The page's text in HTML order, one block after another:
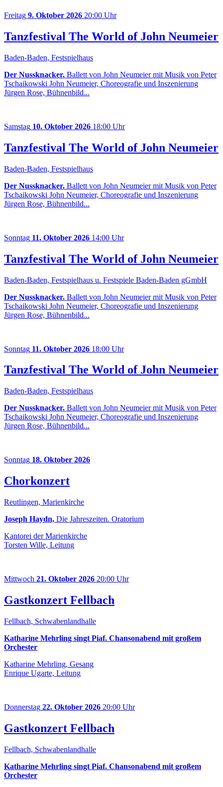
Freitag 9. Oktober 2026 20:00 Uhr
Tanzfestival The World of John Neumeier
Baden-Baden, Festspielhaus
Der Nussknacker. Ballett von John Neumeier mit Musik von Peter
Tschaikowski John Neumeier, Choreografie und Inszenierung
Jürgen Rose, Bühnenbild...
Samstag 10. Oktober 2026 18:00 Uhr
Tanzfestival The World of John Neumeier
Baden-Baden, Festspielhaus
Der Nussknacker. Ballett von John Neumeier mit Musik von Peter
Tschaikowski John Neumeier, Choreografie und Inszenierung
Jürgen Rose, Bühnenbild...
Sonntag 11. Oktober 2026 14:00 Uhr
Tanzfestival The World of John Neumeier
Baden-Baden, Festspielhaus u. Festspiele Baden-Baden gGmbH
Der Nussknacker. Ballett von John Neumeier mit Musik von Peter
Tschaikowski John Neumeier, Choreografie und Inszenierung
Jürgen Rose, Bühnenbild...
Sonntag 11. Oktober 2026 18:00 Uhr
Tanzfestival The World of John Neumeier
Baden-Baden, Festspielhaus
Der Nussknacker. Ballett von John Neumeier mit Musik von Peter
Tschaikowski John Neumeier, Choreografie und Inszenierung
Jürgen Rose, Bühnenbild...
Sonntag 18. Oktober 2026
Chorkonzert
Reutlingen, Marienkirche
Joseph Haydn, Die Jahreszeiten. Oratorium
Kantorei der Marienkirche
Torsten Wille, Leitung
Mittwoch 21. Oktober 2026 20:00 Uhr
Gastkonzert Fellbach
Fellbach, Schwabenlandhalle
Katharine Mehrling singt Piaf. Chansonabend mit großem
Orchester
Katharine Mehrling, Gesang
Enrique Ugarte, Leitung
Donnerstag 22. Oktober 2026 20:00 Uhr
Gastkonzert Fellbach
Fellbach, Schwabenlandhalle
Katharine Mehrling singt Piaf. Chansonabend mit großem
Orchester